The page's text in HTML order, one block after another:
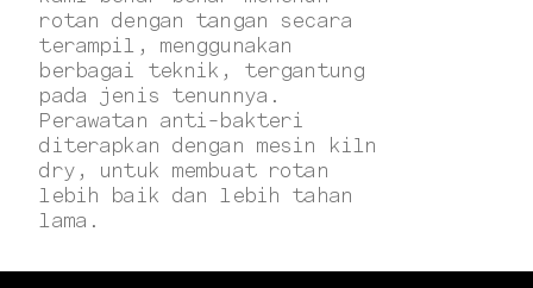
rotan dengan tangan secara
terampil, menggunakan
berbagai teknik, tergantung
pada jenis tenunnya.
Perawatan anti-bakteri
diterapkan dengan mesin kiln
dry, untuk membuat rotan
lebih baik dan lebih tahan
lama.